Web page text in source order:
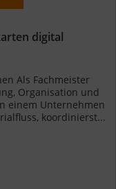
digital
Als Fachmeister
Organisation und
einem Unternehmen
koordinierst...